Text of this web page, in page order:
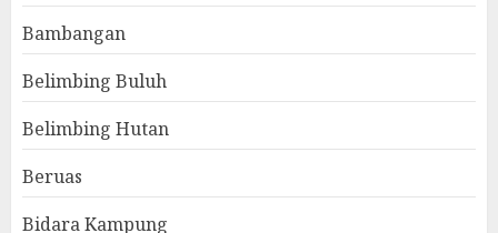
Bambangan
Belimbing Buluh
Belimbing Hutan
Beruas
Bidara Kampung